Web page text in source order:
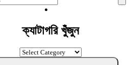
ক্যাটাগরি খুঁজুন
ক্যাটাগরি
খুঁজুন